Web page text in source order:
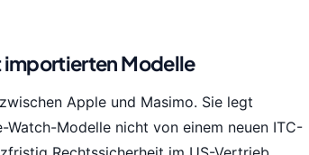
importierten Modelle
Apple und Masimo. Sie legt
Modelle nicht von einem neuen ITC-